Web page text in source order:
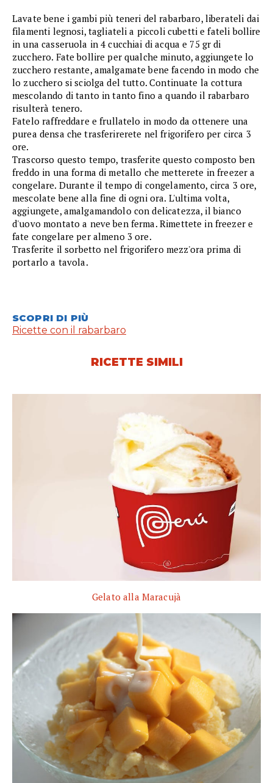
Lavate bene i gambi più teneri del rabarbaro, liberateli dai
filamenti legnosi, tagliateli a piccoli cubetti e fateli bollire
in una casseruola in 4 cucchiai di acqua e 75 gr di
zucchero. Fate bollire per qualche minuto, aggiungete lo
zucchero restante, amalgamate bene facendo in modo che
lo zucchero si sciolga del tutto. Continuate la cottura
mescolando di tanto in tanto fino a quando il rabarbaro
risulterà tenero.
Fatelo raffreddare e frullatelo in modo da ottenere una
purea densa che trasferirerete nel frigorifero per circa 3
ore.
Trascorso questo tempo, trasferite questo composto ben
freddo in una forma di metallo che metterete in freezer a
congelare. Durante il tempo di congelamento, circa 3 ore,
mescolate bene alla fine di ogni ora. L'ultima volta,
aggiungete, amalgamandolo con delicatezza, il bianco
d'uovo montato a neve ben ferma. Rimettete in freezer e
fate congelare per almeno 3 ore.
Trasferite il sorbetto nel frigorifero mezz'ora prima di
portarlo a tavola.
SCOPRI DI PIÙ
Ricette con il rabarbaro
RICETTE SIMILI
Gelato alla Maracujà